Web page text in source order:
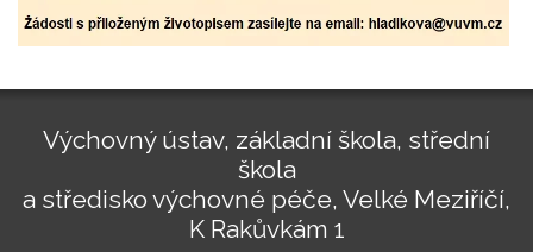
Výchovný ústav, základní škola, střední
škola
a středisko výchovné péče, Velké Meziříčí,
K Rakůvkám 1